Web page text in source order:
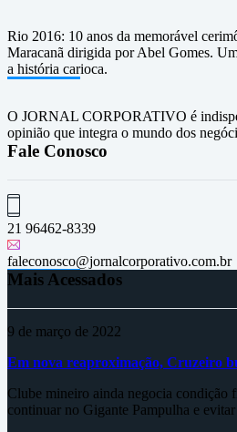
Rio 2016: 10 anos da memorável
Maracanã dirigida por Abel Gomes.
a história carioca.
O JORNAL CORPORATIVO é
opinião que integra o mundo dos
Fale Conosco
21 96462-8339
faleconosco@jornalcorporativo.com.br
Mais Acessados
9 de março de 2022
Em nova reaproximação, Cruzeiro
Clube mineiro ainda negocia condição
continuar no Gigante Pampulha e